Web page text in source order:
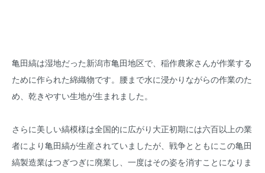
亀田縞は湿地だった新潟市亀田地区で、稲作農家さんが作業する
ために作られた綿織物です。腰まで水に浸かりながらの作業のた
め、乾きやすい生地が生まれました。
さらに美しい縞模様は全国的に広がり大正初期には六百以上の業
者により亀田縞が生産されていましたが、戦争とともにこの亀田
縞製造業はつぎつぎに廃業し、一度はその姿を消すことになりま